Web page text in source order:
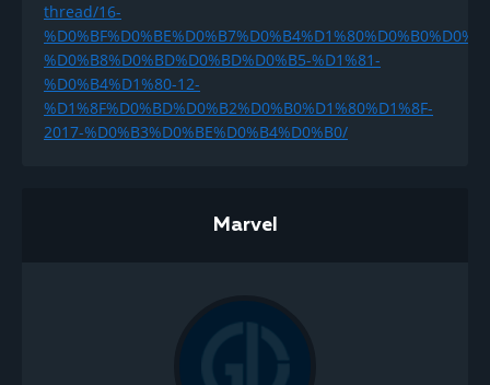
thread/16-
%D0%B8%D0%BD%D0%BD%D0%B5-%D1%81-
%D0%B4%D1%80-12-
%D1%8F%D0%BD%D0%B2%D0%B0%D1%80%D1%8F-
2017-%D0%B3%D0%BE%D0%B4%D0%B0/
Marvel